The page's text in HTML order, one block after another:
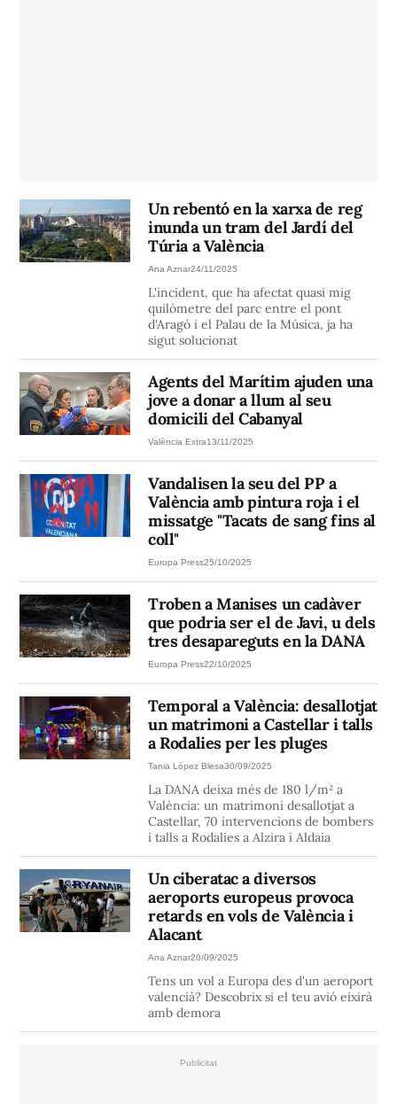
Un rebentó en la xarxa de reg
inunda un tram del Jardí del
Túria a València
Ana Aznar24/11/2025
L'incident, que ha afectat quasi mig
quilòmetre del parc entre el pont
d'Aragó i el Palau de la Música, ja ha
sigut solucionat
Agents del Marítim ajuden una
jove a donar a llum al seu
domicili del Cabanyal
València Extra13/11/2025
Vandalisen la seu del PP a
València amb pintura roja i el
missatge "Tacats de sang fins al
coll"
Europa Press25/10/2025
Troben a Manises un cadàver
que podria ser el de Javi, u dels
tres desapareguts en la DANA
Europa Press22/10/2025
Temporal a València: desallotjat
un matrimoni a Castellar i talls
a Rodalies per les pluges
Tania López Blesa30/09/2025
La DANA deixa més de 180 l/m² a
València: un matrimoni desallotjat a
Castellar, 70 intervencions de bombers
i talls a Rodalies a Alzira i Aldaia
Un ciberatac a diversos
aeroports europeus provoca
retards en vols de València i
Alacant
Ana Aznar20/09/2025
Tens un vol a Europa des d'un aeroport
valencià? Descobrix si el teu avió eixirà
amb demora